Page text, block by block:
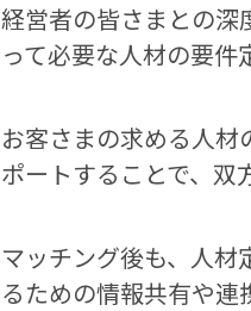
経営者の皆さまとの深
って必要な人材の要件
お客さまの求める人
ポートすることで、双
マッチング後も、人
るための情報共有や連